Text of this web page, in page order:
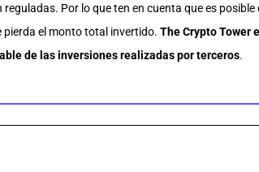
Por lo que ten en cuenta que es posible
el monto total invertido. The Crypto Tower
de las inversiones realizadas por terceros.